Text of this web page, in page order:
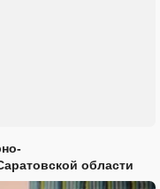
области